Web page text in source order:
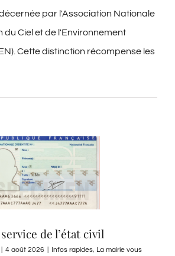
par l'Association Nationale
du Ciel et de l'Environnement
Cette distinction récompense les
de l’état civil
4 août 2026 Infos rapides, La mairie vous